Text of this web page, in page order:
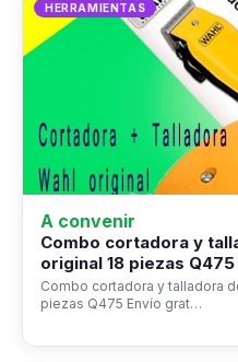
HERRAMIENTAS
A convenir
Combo cortadora y
original 18 piezas Q475
Combo cortadora y talladora
piezas Q475 Envío grat…